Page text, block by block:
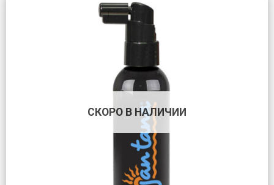
СКОРО В НАЛИЧИИ